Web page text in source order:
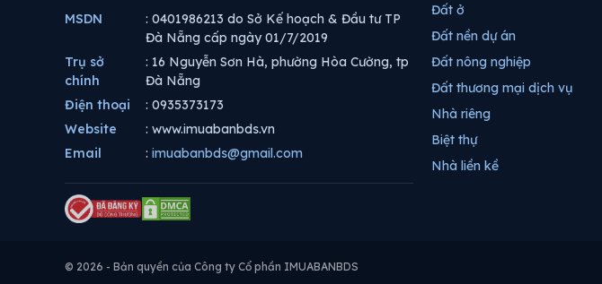
MSDN
: 0401986213 do Sở Kế hoạch & Đầu tư TP
Đà Nẵng cấp ngày 01/7/2019
Trụ sở
chính
: 16 Nguyễn Sơn Hà, phường Hòa Cường, tp
Đà Nẵng
Điện thoại
: 0935373173
Website
: www.imuabanbds.vn
Email
: imuabanbds@gmail.com
Đất ở
Đất nền dự án
Đất nông nghiệp
Đất thương mại dịch vụ
Nhà riêng
Biệt thự
Nhà liền kề
© 2026 - Bản quyền của Công ty Cổ phần IMUABANBDS